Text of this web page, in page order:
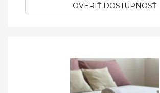
OVERIŤ DOSTUPNOSŤ